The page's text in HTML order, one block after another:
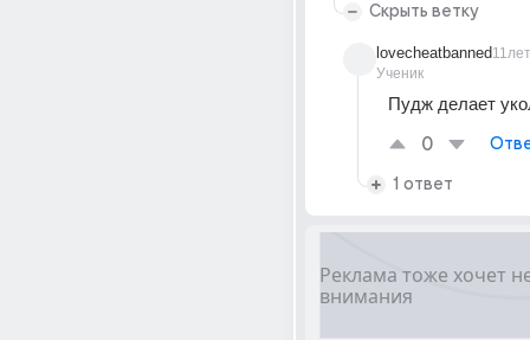
Скрыть ветку
lovecheatbanned
Ученик
11лет
Пудж делает
0
1 ответ